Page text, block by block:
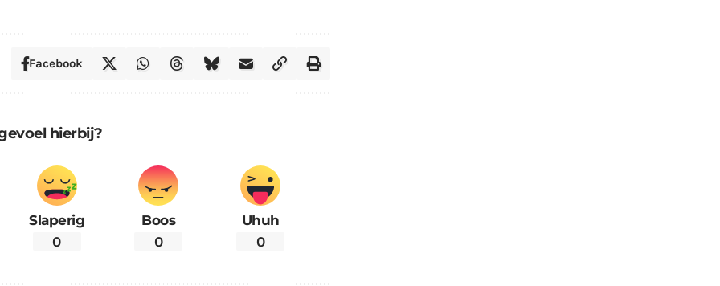
Facebook
hierbij?
Slaperig
0
Boos
0
Uhuh
0